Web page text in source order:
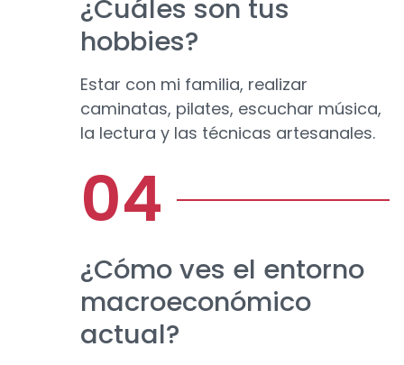
¿Cuáles son tus
hobbies?
Estar con mi familia, realizar
caminatas, pilates, escuchar música,
la lectura y las técnicas artesanales.
¿Cómo ves el entorno
macroeconómico
actual?